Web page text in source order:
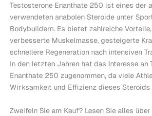
Testosterone Enanthate 250 ist eines der
verwendeten anabolen Steroide unter
Bodybuildern. Es bietet zahlreiche
verbesserte Muskelmasse, gesteigerte
schnellere Regeneration nach intensiven
In den letzten Jahren hat das Interesse an
Enanthate 250 zugenommen, da viele
Wirksamkeit und Effizienz dieses Steroids
Zweifeln Sie am Kauf? Lesen Sie alles über